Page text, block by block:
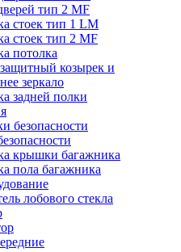
тип 2 MF
стоек тип 1 LM
стоек тип 2 MF
потолка
козырек и
зеркало
задней полки
безопасности
крышки багажника
пола багажника
лобового стекла